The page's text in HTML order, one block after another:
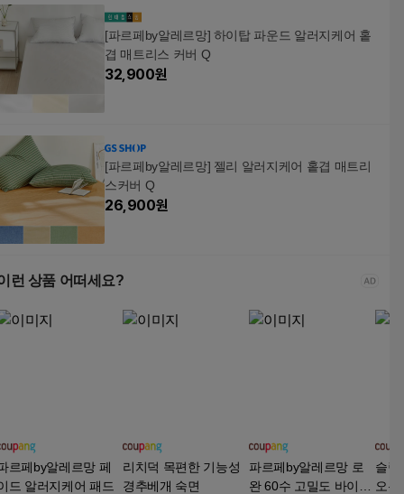
[파르페by알레르망] 하이탑 파운드 알러지케어 홑
겹 매트리스 커버 Q
32,900원
[파르페by알레르망] 젤리 알러지케어 홑겹 매트리
스커버 Q
26,900원
런 상품 어떠세요?
르페by알레르망 페
드 알러지케어 패드
리치덕 목편한 기능성
경추베개 숙면
파르페by알레르망 로
완 60수 고밀도 바이오
슬립
오는